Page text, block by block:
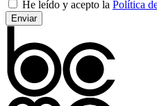
He leído y acepto la Política